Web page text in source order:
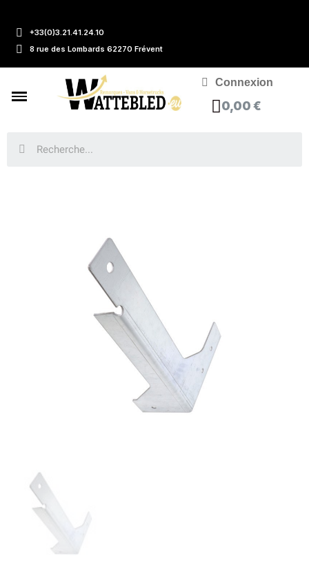
+33(0)3.21.41.24.10
8 rue des Lombards 62270 Frévent
Connexion
0,00 €